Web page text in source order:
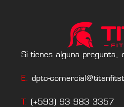
Si tienes alguna pregunta,
E. dpto-
T. (+593) 93 983 3357